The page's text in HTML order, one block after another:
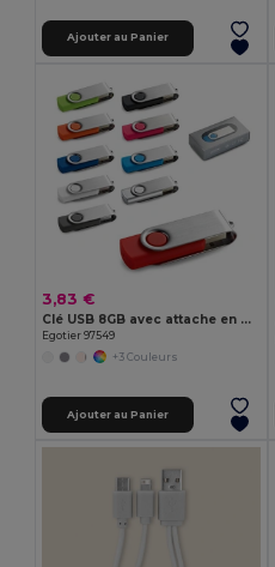
Ajouter au Panier
3,83 €
Clé USB 8GB avec attache en métal
Egotier 97549
+3 Couleurs
Ajouter au Panier